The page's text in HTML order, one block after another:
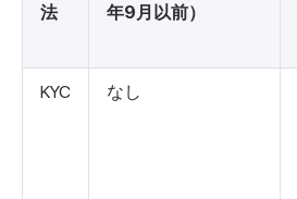
法
年9月以前）
KYC なし